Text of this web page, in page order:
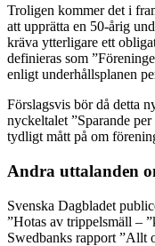
Troligen kommer det i
att upprätta en 50-årig
kräva ytterligare ett
definieras som
enligt underhållsplanen
Förslagsvis bör då detta
nyckeltalet ”Sparande
tydligt mått på om
Andra uttalanden
Svenska Dagbladet
”Hotas av trippelsmäll –
Swedbanks rapport ”Allt